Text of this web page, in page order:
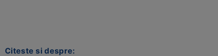
Citeste si despre: